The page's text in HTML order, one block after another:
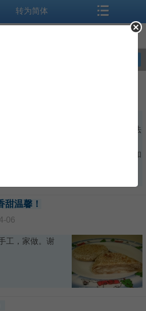
转为简体
话的诈骗犯
文网站得到两个官方中国境内电话：
2001。 当时10-6468-2001始终无法
等待很长时间得不到服务。 于是在百
一页前几名的加航北京办事处的电话和
400-811-2011，其看来很像400-811-
温馨！
06
工，家做。谢
搜索 首页